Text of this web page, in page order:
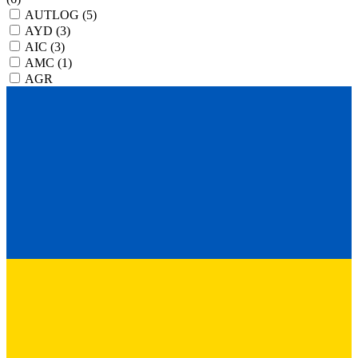
AUTLOG (5)
AYD (3)
AIC (3)
AMC (1)
AGR